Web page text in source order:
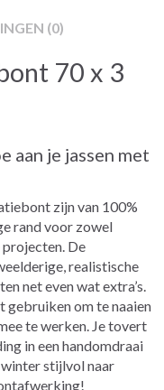
(0)
70 x 3
aan je jassen met
zijn van 100%
rand voor zowel
De
realistische
net even wat extra’s.
gebruiken om te naaien
te werken. Je tovert
in een handomdraai
winter stijlvol naar